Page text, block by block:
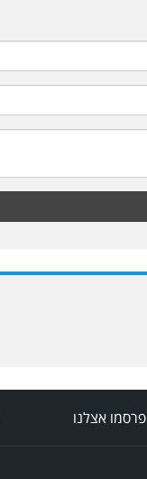
פרסמו אצלנו